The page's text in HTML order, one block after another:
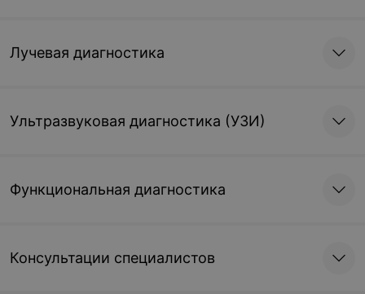
Лучевая диагностика
Ультразвуковая диагностика (УЗИ)
Функциональная диагностика
Консультации специалистов